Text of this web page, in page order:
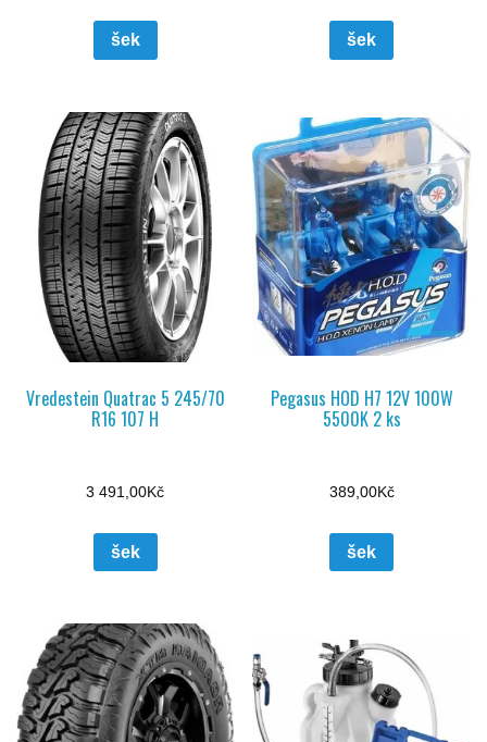
šek šek
Vredestein Quatrac 5 245/70
R16 107 H
3 491,00Kč
šek
Pegasus HOD H7 12V 100W
5500K 2 ks
389,00Kč
šek